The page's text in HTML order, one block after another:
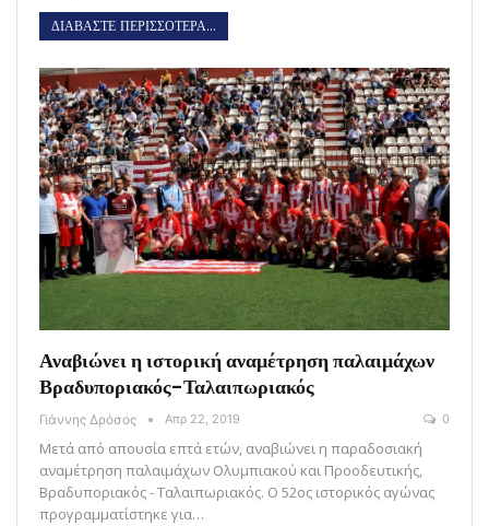
ΔΙΑΒΑΣΤΕ ΠΕΡΙΣΣΟΤΕΡΑ...
Αναβιώνει η ιστορική αναμέτρηση παλαιμάχων
Βραδυποριακός-Ταλαιπωριακός
Γιάννης Δρόσος Απρ 22, 2019 0
Μετά από απουσία επτά ετών, αναβιώνει η παραδοσιακή
αναμέτρηση παλαιμάχων Ολυμπιακού και Προοδευτικής,
Βραδυποριακός - Ταλαιπωριακός. Ο 52ος ιστορικός αγώνας
προγραμματίστηκε για…